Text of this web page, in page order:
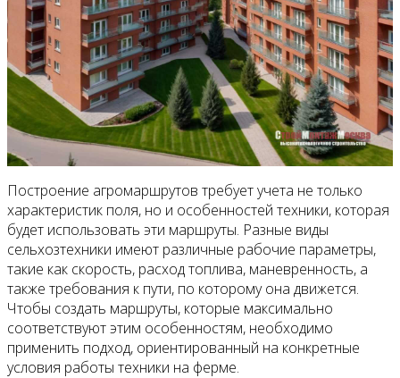
Построение агромаршрутов требует учета не только
характеристик поля, но и особенностей техники, которая
будет использовать эти маршруты. Разные виды
сельхозтехники имеют различные рабочие параметры,
такие как скорость, расход топлива, маневренность, а
также требования к пути, по которому она движется.
Чтобы создать маршруты, которые максимально
соответствуют этим особенностям, необходимо
применить подход, ориентированный на конкретные
условия работы техники на ферме.